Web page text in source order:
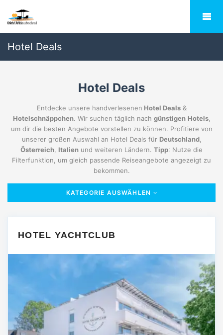
Hotel Deals
Hotel Deals
Entdecke unsere handverlesenen Hotel Deals&
Hotelschnäppchen. Wir suchen täglich nach günstigen Hotels,
um dir die besten Angebote vorstellen zu können. Profitiere von
unserer großen Auswahl an Hotel Deals für Deutschland,
Österreich Italien und weiteren Ländern. Tipp: Nutze die
Filterfunktion, um gleich passende Reiseangebote angezeigt zu
bekommen.
KATEGORIE AUSWÄHLEN
HOTEL YACHTCLUB